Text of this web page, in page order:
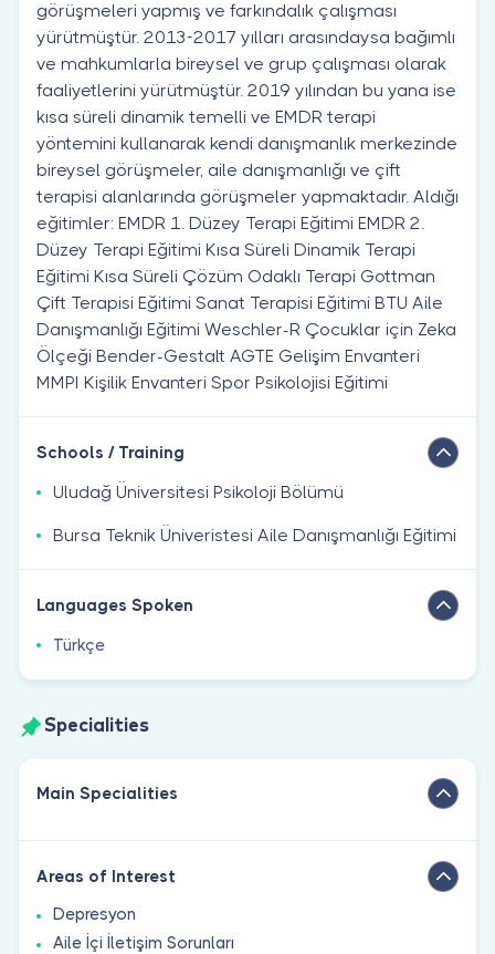
görüşmeleri yapmış ve farkındalık çalışması
yürütmüştür. 2013-2017 yılları arasındaysa bağımlı
ve mahkumlarla bireysel ve grup çalışması olarak
faaliyetlerini yürütmüştür. 2019 yılından bu yana ise
kısa süreli dinamik temelli ve EMDR terapi
yöntemini kullanarak kendi danışmanlık merkezinde
bireysel görüşmeler, aile danışmanlığı ve çift
terapisi alanlarında görüşmeler yapmaktadır. Aldığı
eğitimler: EMDR 1. Düzey Terapi Eğitimi EMDR 2.
Düzey Terapi Eğitimi Kısa Süreli Dinamik Terapi
Eğitimi Kısa Süreli Çözüm Odaklı Terapi Gottman
Çift Terapisi Eğitimi Sanat Terapisi Eğitimi BTU Aile
Danışmanlığı Eğitimi Weschler-R Çocuklar için Zeka
Ölçeği Bender-Gestalt AGTE Gelişim Envanteri
MMPI Kişilik Envanteri Spor Psikolojisi Eğitimi
Schools / Training
Uludağ Üniversitesi Psikoloji Bölümü
Bursa Teknik Üniveristesi Aile Danışmanlığı Eğitimi
Languages Spoken
Türkçe
Specialities
Main Specialities
Areas of Interest
Depresyon
Aile İçi İletişim Sorunları